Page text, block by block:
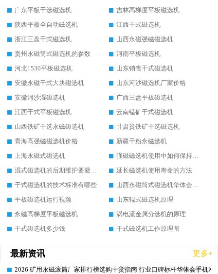
广东平板干选磁选机
吉林高梯度平板磁选机
陕西平板全自动磁选机
江西干式磁选机
浙江三盘干式磁选机
山西永磁强磁磁选机
贵州永磁筒式磁选机的参数
河南平板磁选机
河北1530平板磁选机
山东销售干式磁选机
安徽永磁干式大块磁选机
山东河沙磁选机厂家价格
安徽河沙湿磁选机
广西三盘平板磁选机
江西干式平板磁选机
云南锰矿干式磁选机
山西铁矿干选永磁磁选机
甘肃贫铁矿干选磁选机
青海高强磁磁选机价格
新疆干粉永磁选机
上海永磁式磁选机
强磁磁选机使用中如何保持其顺畅运行
湿式磁选机的后期维护要避开哪些坑
延长磁选机使用寿命的方法
干式磁选机的技术标准有哪些
山西永磁筒式磁选机华体会手机网页版-华体会(中国)
平板磁选机运行视频
山东辊式磁选机原理
永磁高梯度平板磁选机
涡电流金属分选机的原理
干式磁选机多少钱
干式磁选机工作原理图
最新资讯 更多+
2026-06-26
2026 矿用永磁滚筒厂家排行榜选购干货指南 行业口碑标杆华体会手机网